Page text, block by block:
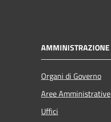
AMMINISTRAZIONE
Organi di Governo
Aree Amministrative
Uffici